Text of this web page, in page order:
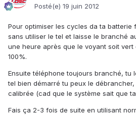
Posté(e) 19 juin 2012
Pour optimiser les cycles da ta batterie
sans utiliser le tel et laisse le branché
une heure après que le voyant soit
100%.
Ensuite téléphone toujours branché, tu
tel bien démarré tu peux le
calibrée (cad que le système sait que
Fais ça 2-3 fois de suite en utilisant